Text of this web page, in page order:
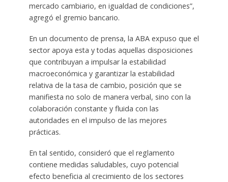
mercado cambiario, en igualdad de condiciones”,
agregó el gremio bancario.
En un documento de prensa, la ABA expuso que el
sector apoya esta y todas aquellas disposiciones
que contribuyan a impulsar la estabilidad
macroeconómica y garantizar la estabilidad
relativa de la tasa de cambio, posición que se
manifiesta no solo de manera verbal, sino con la
colaboración constante y fluida con las
autoridades en el impulso de las mejores
prácticas.
En tal sentido, consideró que el reglamento
contiene medidas saludables, cuyo potencial
efecto beneficia al crecimiento de los sectores